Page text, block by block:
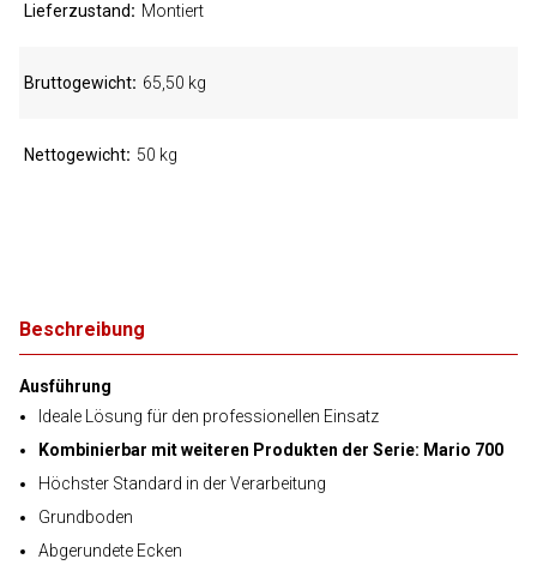
Beschreibung
Ausführung
Ideale Lösung für den professionellen Einsatz
Kombinierbar mit weiteren Produkten der Serie: Mario 700
Höchster Standard in der Verarbeitung
Grundboden
Abgerundete Ecken
Lieferzustand Montiert
Bruttogewicht 65,50 kg
Nettogewicht 50 kg